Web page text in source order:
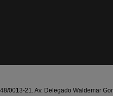
0013-21. Av. Delegado Waldemar